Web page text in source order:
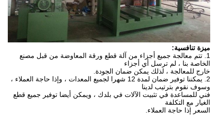
ميزة تنافسية:
1. تتم معالجة جميع أجزاء من آلة قطع ورقة المعاوضة من قبل مصنع
الخاصة بنا ، لم ترسل أي أجزاء
خارج للمعالجة ، لذلك يمكن ضمان الجودة.
2. يمكننا توفير ضمان لمدة 12 شهرا لجميع المعدات ، وإذا حاجة العملاء ،
وسوف نقوم بترتيب لدينا
فني للمساعدة في تثبيت الآلات في بلدك ، ويمكن أيضا توفير جميع قطع
الغيار مع التكلفة
السعر إذا حاجة العملاء.